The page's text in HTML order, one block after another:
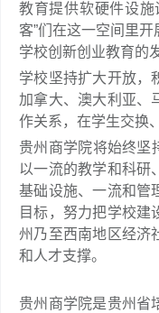
教育提供软硬件设施
客”们在这一空间里
学校创新创业教育的
学校坚持扩大开放，
加拿大、澳大利亚、
作关系，在学生交换
贵州商学院将始终坚
以一流的教学和科研
基础设施、一流和管
目标，努力把学校建
州乃至西南地区经济
和人才支撑。
贵州商学院是贵州省